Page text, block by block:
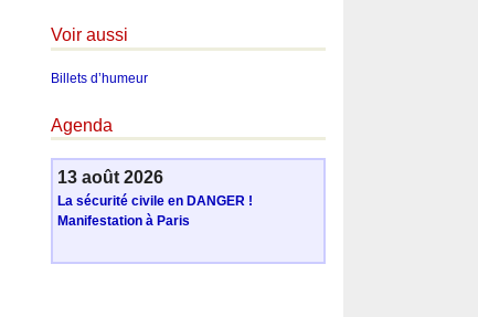
Voir aussi
Billets d’humeur
Agenda
13 août 2026
La sécurité civile en DANGER !
Manifestation à Paris